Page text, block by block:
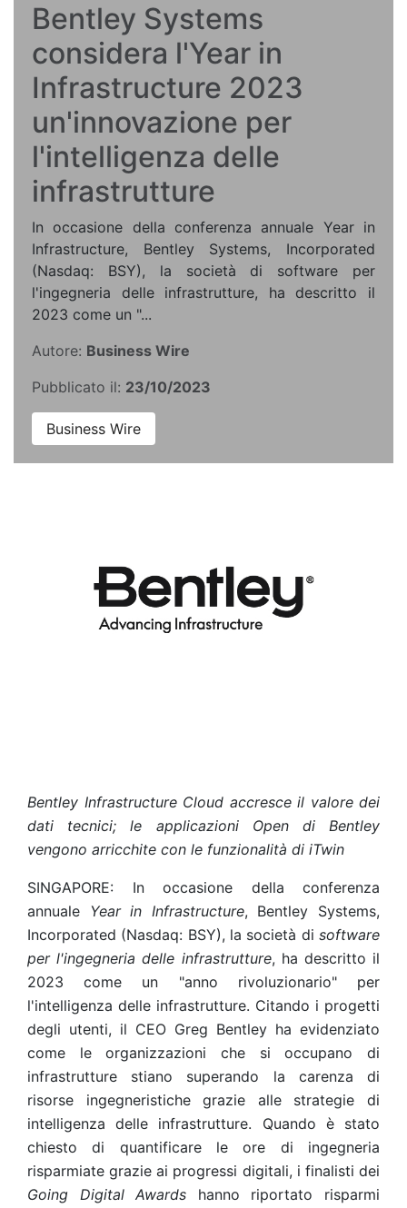
Bentley Systems
considera l'Year in
Infrastructure 2023
un'innovazione per
l'intelligenza delle
infrastrutture
In occasione della conferenza annuale Year in
Infrastructure, Bentley Systems, Incorporated
(Nasdaq: BSY), la società di software per
l'ingegneria delle infrastrutture, ha descritto il
2023 come un "...
Autore: Business Wire
Pubblicato il: 23/10/2023
Business Wire
Bentley Infrastructure Cloud accresce il valore dei
dati tecnici; le applicazioni Open di Bentley
vengono arricchite con le funzionalità di iTwin
SINGAPORE: In occasione della conferenza
annuale Year in Infrastructure, Bentley Systems,
Incorporated (Nasdaq: BSY), la società di software
per l'ingegneria delle infrastrutture, ha descritto il
2023 come un "anno rivoluzionario" per
l'intelligenza delle infrastrutture. Citando i progetti
degli utenti, il CEO Greg Bentley ha evidenziato
come le organizzazioni che si occupano di
infrastrutture stiano superando la carenza di
risorse ingegneristiche grazie alle strategie di
intelligenza delle infrastrutture. Quando è stato
chiesto di quantificare le ore di ingegneria
risparmiate grazie ai progressi digitali, i finalisti dei
Going Digital Awards hanno riportato risparmi